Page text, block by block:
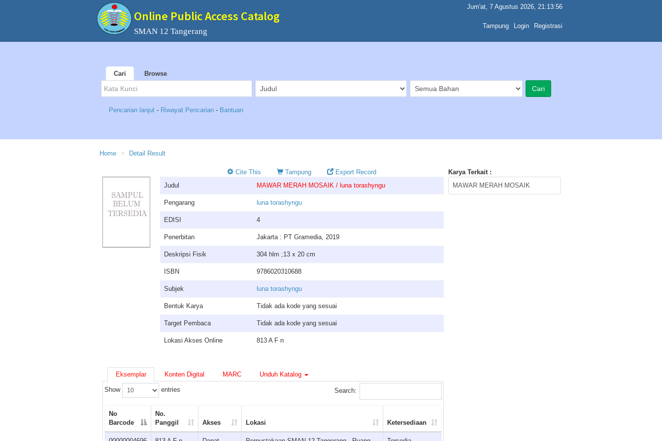
Online Public Access Catalog
SMAN 12 Tangerang
Jum'at, 7 Agustus 2026, 21:13:56
Tampung Login Registrasi
Cari Browse
Pencarian lanjut - Riwayat Pencarian - Bantuan
Home Detail Result
Cite This Tampung
Export Record
Judul
MAWAR MERAH MOSAIK / luna torashyngu
Pengarang luna torashyngu
EDISI 4
Penerbitan Jakarta : PT Gramedia, 2019
Deskripsi Fisik 304 hlm ;13 x 20 cm
ISBN 9786020310688
Subjek luna torashyngu
Bentuk Karya Tidak ada kode yang sesuai
Target Pembaca Tidak ada kode yang sesuai
Lokasi Akses Online 813 A F n
Eksemplar Konten Digital MARC Unduh Katalog
Show entries Search:
No
Barcode
No.
Panggil
Akses Lokasi Ketersediaan
Karya Terkait :
MAWAR MERAH MOSAIK